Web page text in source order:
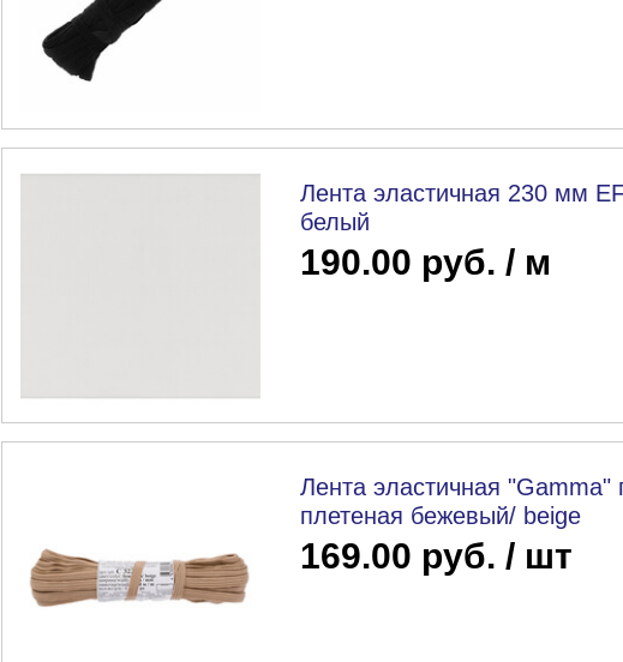
Лента эластичная 230 мм
белый
190.00 руб. / м
Лента эластичная
плетеная бежевый/ beige
169.00 руб. / шт